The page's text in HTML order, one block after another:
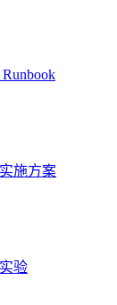
施方案
验